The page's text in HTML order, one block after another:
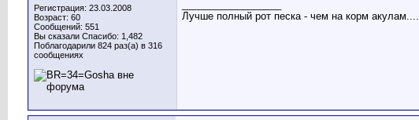
Регистрация: 23.03.2008
Возраст: 60
Сообщений: 551
Вы сказали Спасибо: 1,482
Поблагодарили 824 раз(а) в 316
сообщениях
Лучше полный рот песка - чем на корм акулам....